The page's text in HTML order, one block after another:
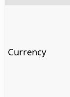
Currency